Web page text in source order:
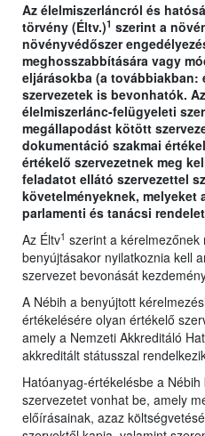
Az élelmiszerláncról és
törvény (Éltv.)1 szerint a
növényvédőszer
meghosszabbítására vagy
eljárásokba (a továbbiakban:
szervezetek is bevonhatók.
élelmiszerlánc-felügyeleti
megállapodást kötött
dokumentáció szakmai
értékelő szervezetnek meg
feladatot ellátó szervezettel
követelményeknek, melyeket
parlamenti és tanácsi
Az Éltv1 szerint a
benyújtásakor nyilatkoznia kell
szervezet bevonását
A Nébih a benyújtott
értékelésére olyan értékelő
amely a Nemzeti Akkreditáló
akkreditált státusszal
Hatóanyag-értékelésbe a
szervezetet vonhat be, amely
előírásainak, azaz